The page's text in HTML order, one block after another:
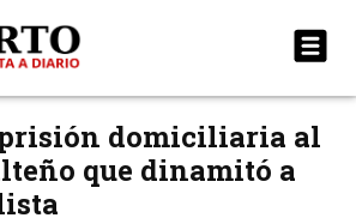
domiciliaria al
que dinamitó a